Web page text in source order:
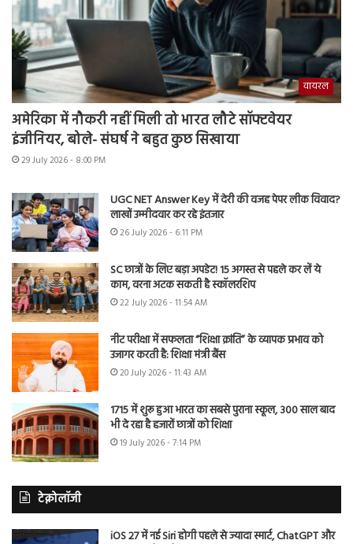
वायरल
अमेरिका में नौकरी नहीं मिली तो भारत लौटे सॉफ्टवेयर
इंजीनियर, बोले- संघर्ष ने बहुत कुछ सिखाया
29 July 2026 - 8:00 PM
UGC NET Answer Key में देरी की वजह पेपर लीक विवाद?
लाखों उम्मीदवार कर रहे इंतजार
26 July 2026 - 6:11 PM
SC छात्रों के लिए बड़ा अपडेट! 15 अगस्त से पहले कर लें ये
काम, वरना अटक सकती है स्कॉलरशिप
22 July 2026 - 11:54 AM
नीट परीक्षा में सफलता “शिक्षा क्रांति” के व्यापक प्रभाव को
उजागर करती है: शिक्षा मंत्री बैंस
20 July 2026 - 11:43 AM
1715 में शुरू हुआ भारत का सबसे पुराना स्कूल, 300 साल बाद
भी दे रहा है हजारों छात्रों को शिक्षा
19 July 2026 - 7:14 PM
टेक्नोलॉजी
iOS 27 में नई Siri होगी पहले से ज्यादा स्मार्ट, ChatGPT और